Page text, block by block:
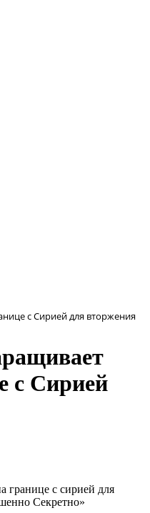
с Сирией для вторжения
с Сирией